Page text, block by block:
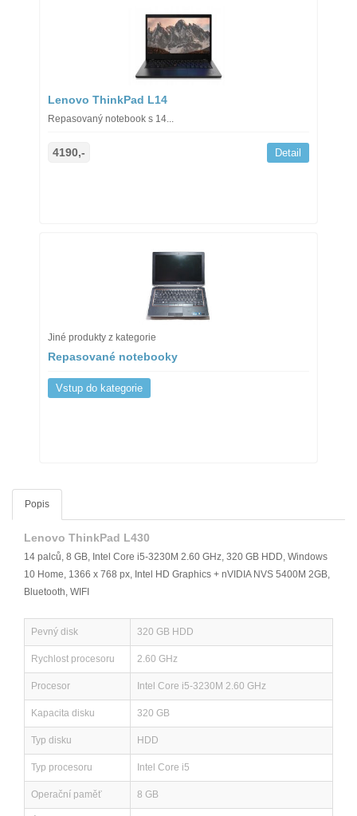
Lenovo ThinkPad L14
Repasovaný notebook s 14...
4190,- Detail
Jiné produkty z kategorie
Repasované notebooky
Vstup do kategorie
Popis
Lenovo ThinkPad L430
14 palců, 8 GB, Intel Core i5-3230M 2.60 GHz, 320 GB HDD, Windows
10 Home, 1366 x 768 px, Intel HD Graphics + nVIDIA NVS 5400M 2GB,
Bluetooth, WIFI
Pevný disk 320 GB HDD
Rychlost procesoru 2.60 GHz
Procesor Intel Core i5-3230M 2.60 GHz
Kapacita disku 320 GB
Typ disku HDD
Typ procesoru Intel Core i5
Operační paměť 8 GB